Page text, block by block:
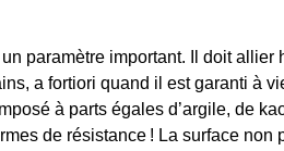
paramètre important. Il doit
a fortiori quand il est garanti à
à parts égales d’argile, de
de résistance ! La surface